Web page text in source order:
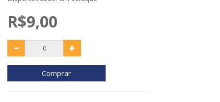
R$9,00
Comprar